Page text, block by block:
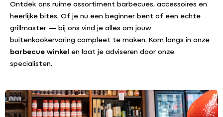
Ontdek ons ruime assortiment barbecues, accessoires en
heerlijke bites. Of je nu een beginner bent of een echte
grillmaster — bij ons vind je alles om jouw
buitenkookervaring compleet te maken. Kom langs in onze
barbecue winkel en laat je adviseren door onze
specialisten.